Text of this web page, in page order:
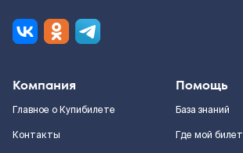
Компания
Главное о Купибилете
Контакты
Помощь
База знаний
Где мой билет